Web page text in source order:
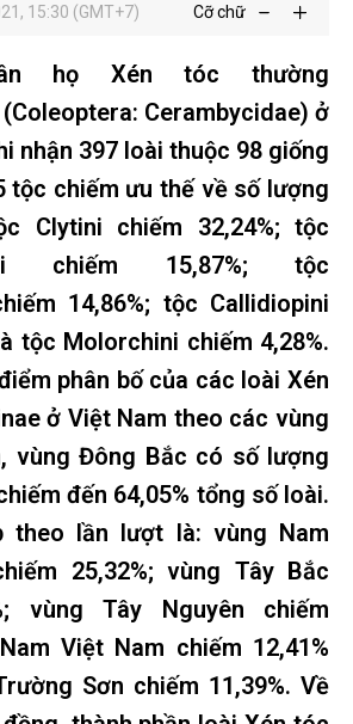
15:30 (GMT+7) Cỡ chữ
họ Xén tóc thường
Cerambycidae) ở
nhận 397 loài thuộc 98 giống
tộc chiếm ưu thế về số lượng
Clytini chiếm 32,24%; tộc
chiếm 15,87%; tộc
14,86%; tộc Callidiopini
tộc Molorchini chiếm 4,28%.
phân bố của các loài Xén
ở Việt Nam theo các vùng
vùng Đông Bắc có số lượng
đến 64,05% tổng số loài.
theo lần lượt là: vùng Nam
25,32%; vùng Tây Bắc
vùng Tây Nguyên chiếm
Việt Nam chiếm 12,41%
Sơn chiếm 11,39%. Về